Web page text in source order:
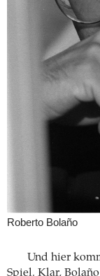
Roberto Bolaño
Und hier
Spiel. Klar,